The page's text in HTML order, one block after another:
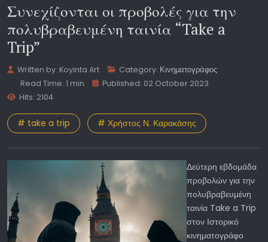
Συνεχίζονται οι προβολές για την
πολυβραβευμένη ταινία “Take a
Trip”
Written by: Koyinta Art Category: Κινηματογράφος
Read Time: 1 min
Published: 02 October 2023
Hits: 2104
# take a trip # Χρήστος Ν. Καρακάσης
Δεύτερη εβδομάδα
προβολών για την
πολυβραβευμένη
ταινία Take a Trip
στον Ιστορικό
κινηματογράφο